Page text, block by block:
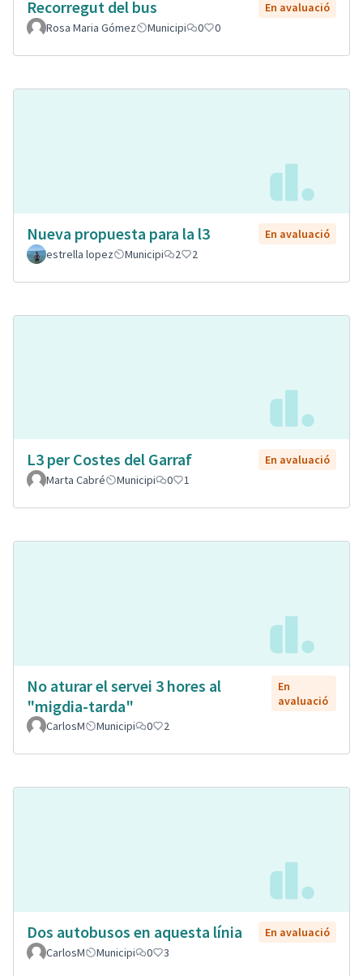
Recorregut del bus
En avaluació
Rosa Maria Gómez
Municipi 0 0
Nueva propuesta para la l3
En avaluació
estrella lopez
Municipi 2 2
L3 per Costes del Garraf
En avaluació
Marta Cabré
Municipi 0 1
No aturar el servei 3 hores al
"migdia-tarda"
En
avaluació
CarlosM
Municipi 0 2
Dos autobusos en aquesta línia
En avaluació
CarlosM
Municipi 0 3